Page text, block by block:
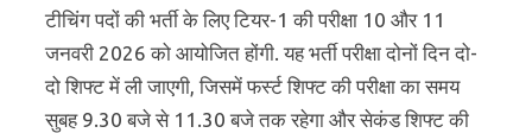
टीचिंग पदों की भर्ती के लिए टियर-1 की परीक्षा 10 और 11
जनवरी 2026 को आयोजित होंगी. यह भर्ती परीक्षा दोनों दिन दो-
दो शिफ्ट में ली जाएगी, जिसमें फर्स्ट शिफ्ट की परीक्षा का समय
सुबह 9.30 बजे से 11.30 बजे तक रहेगा और सेकंड शिफ्ट की